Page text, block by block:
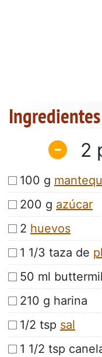
Ingredientes
2
100 g
200 g azúcar
2 huevos
1 1/3 taza de
50 ml
210 g harina
1/2 tsp sal
1 1/2 tsp